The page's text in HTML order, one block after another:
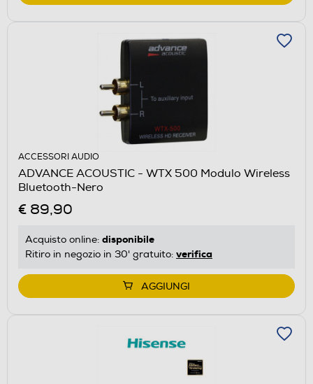
ACCESSORI AUDIO
ADVANCE ACOUSTIC - WTX 500 Modulo Wireless
Bluetooth-Nero
€ 89,90
Acquisto online: disponibile
Ritiro in negozio in 30' gratuito: verifica
AGGIUNGI